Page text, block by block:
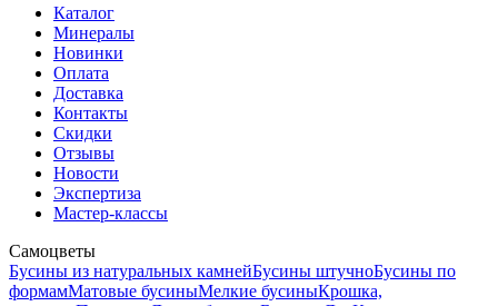
Каталог
Минералы
Новинки
Оплата
Доставка
Контакты
Скидки
Отзывы
Новости
Экспертиза
Мастер-классы
Самоцветы
Бусины из натуральных камнейБусины штучноБусины по
формамМатовые бусиныМелкие бусиныКрошка,